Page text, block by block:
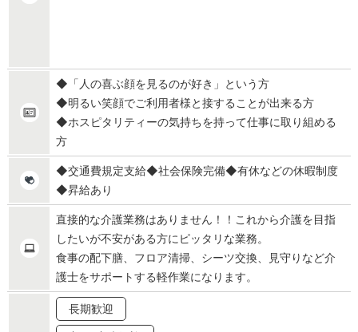
◆「人の喜ぶ顔を見るのが好き」という方
◆明るい笑顔でご利用者様と接することが出来る方
◆ホスピタリティーの気持ちを持って仕事に取り組める
方
◆交通費規定支給◆社会保険完備◆有休などの休暇制度
◆昇給あり
直接的な介護業務はありません！！これから介護を目指
したいが不安がある方にピッタリな業務。
食事の配下膳、フロア清掃、シーツ交換、見守りなど介
護士をサポートする軽作業になります。
長期歓迎